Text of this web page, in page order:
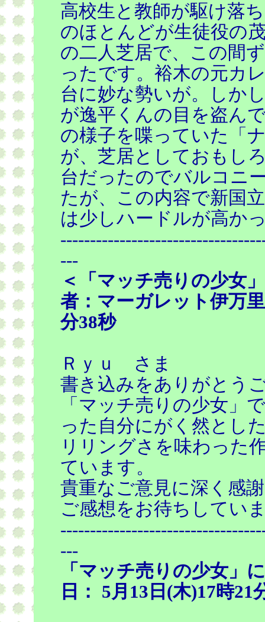
高校生と教師が駆け落
のほとんどが生徒役の
の二人芝居で、この間
ったです。裕木の元カ
台に妙な勢いが。しか
が逸平くんの目を盗ん
の様子を喋っていた「
が、芝居としておもし
台だったのでバルコニ
たが、この内容で新国
は少しハードルが高か
---
＜「マッチ売りの少女
者：マーガレット伊万
分38秒
Ｒｙｕ さま
書き込みをありがとう
「マッチ売りの少女」
った自分にがく然とし
リリングさを味わった
ています。
貴重なご意見に深く感
ご感想をお待ちしてい
---
「マッチ売りの少女
日： 5月13日(木)17時21